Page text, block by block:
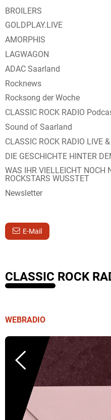
BROILERS
GOLDPLAY.LIVE
AMORPHIS
LAGWAGON
ADAC Saarland
Rocknews
Rocksong der Woche
CLASSIC ROCK RADIO
Sound of Saarland
CLASSIC ROCK RADIO LIVE
DIE GESCHICHTE HINTER
WAS IHR VIELLEICHT NOCH
ROCKSTARS WUSSTET
Newsletter
E-Mail
CLASSIC ROCK
WEBRADIO